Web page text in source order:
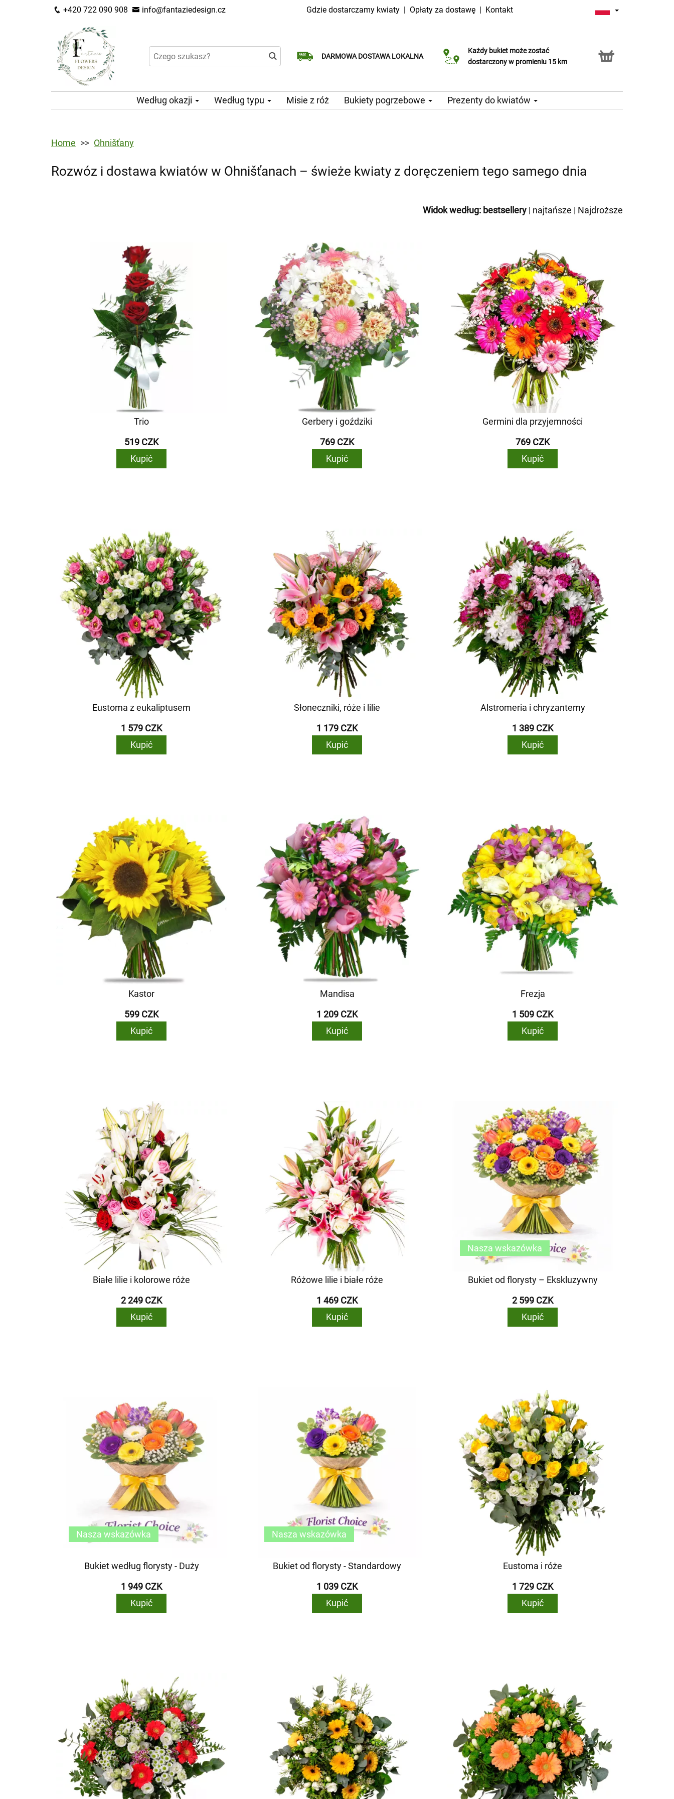
+420 722 090 908 info@fantaziedesign.cz Gdzie dostarczamy kwiaty | Opłaty za dostawę | Kontakt
DARMOWA DOSTAWA LOKALNA
Dostawa tego samego dnia
Wybierz datę dostawy
Każdy bukiet może zostać
dostarczony w promieniu 15 km
Usługa Click & Collect
Według okazji Według typu Misie z róż Bukiety pogrzebowe Prezenty do kwiatów
Home Ohnišťany
Rozwóz i dostawa kwiatów w Ohnišťanach – świeże kwiaty z doręczeniem tego samego dnia
Widok według: bestsellery | najtańsze | Najdroższe
Trio
519 CZK
Kupić
Gerbery i goździki
769 CZK
Kupić
Germini dla przyjemności
769 CZK
Kupić
Eustoma z eukaliptusem
1 579 CZK
Kupić
Słoneczniki, róże i lilie
1 179 CZK
Kupić
Alstromeria i chryzantemy
1 389 CZK
Kupić
Kastor
599 CZK
Kupić
Mandisa
1 209 CZK
Kupić
Frezja
1 509 CZK
Kupić
Białe lilie i kolorowe róże
2 249 CZK
Kupić
Różowe lilie i białe róże
1 469 CZK
Kupić
Bukiet od florysty – Ekskluzywny
2 599 CZK
Kupić
Nasza wskazówka
Bukiet według florysty - Duży
1 949 CZK
Kupić
Nasza wskazówka
Bukiet od florysty - Standardowy
1 039 CZK
Kupić
Nasza wskazówka
Eustoma i róże
1 729 CZK
Kupić